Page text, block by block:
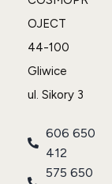
OJECT
44-100
Gliwice
ul. Sikory 3
606 650
412
575 650